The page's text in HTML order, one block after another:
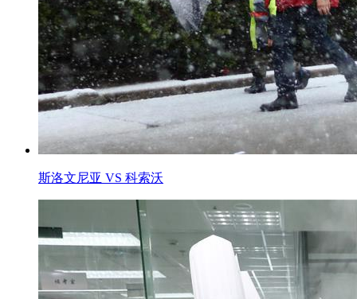
斯洛文尼亚 VS 科索沃